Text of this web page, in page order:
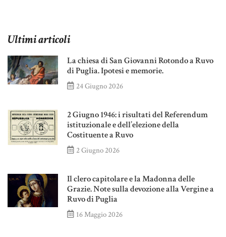
Ultimi articoli
La chiesa di San Giovanni Rotondo a Ruvo
di Puglia. Ipotesi e memorie.
24 Giugno 2026
2 Giugno 1946: i risultati del Referendum
istituzionale e dell’elezione della
Costituente a Ruvo
2 Giugno 2026
Il clero capitolare e la Madonna delle
Grazie. Note sulla devozione alla Vergine a
Ruvo di Puglia
16 Maggio 2026